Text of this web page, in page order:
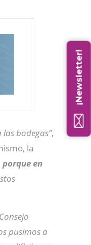
bodegas”,
la
en
pusimos a
¡Newsletter!